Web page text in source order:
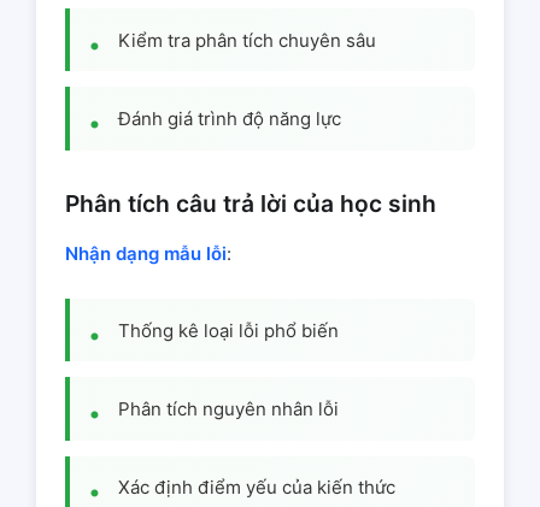
Kiểm tra phân tích chuyên sâu
Đánh giá trình độ năng lực
Phân tích câu trả lời của học sinh
Nhận dạng mẫu lỗi:
Thống kê loại lỗi phổ biến
Phân tích nguyên nhân lỗi
Xác định điểm yếu của kiến thức